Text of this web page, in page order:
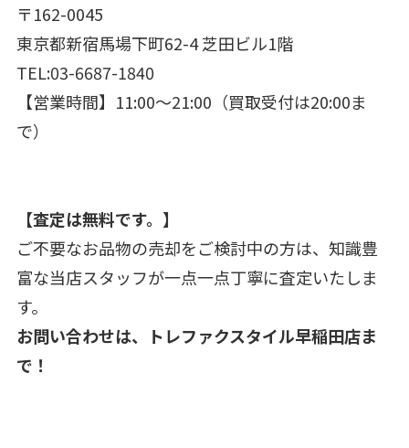
〒162-0045
東京都新宿馬場下町62-4 芝田ビル1階
TEL:03-6687-1840
【営業時間】11:00～21:00（買取受付は20:00ま
で）
【査定は無料です。】
ご不要なお品物の売却をご検討中の方は、知識豊
富な当店スタッフが一点一点丁寧に査定いたしま
す。
お問い合わせは、トレファクスタイル早稲田店ま
で！